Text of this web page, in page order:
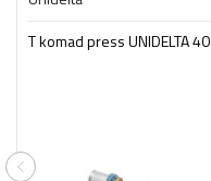
T komad press UNIDELTA